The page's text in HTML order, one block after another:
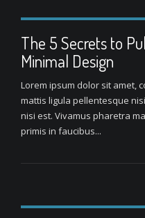
The 5 Secrets to
Minimal Design
Lorem ipsum dolor sit amet,
mattis ligula pellentesque
nisi est. Vivamus pharetra
primis in faucibus...